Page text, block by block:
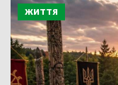
ЖИТТЯ